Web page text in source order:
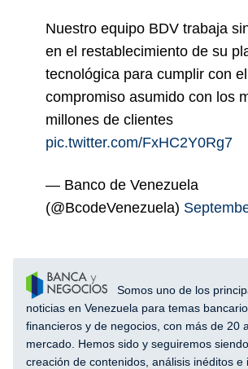
Nuestro equipo BDV trabaja
en el restablecimiento de su
tecnológica para cumplir con el
compromiso asumido con los
millones de clientes
pic.twitter.com/FxHC2Y0Rg7
— Banco de Venezuela
(@BcodeVenezuela)
Somos uno de los
noticias en Venezuela para temas
financieros y de negocios, con más de 20
mercado. Hemos sido y seguiremos
creación de contenidos, análisis inéditos e